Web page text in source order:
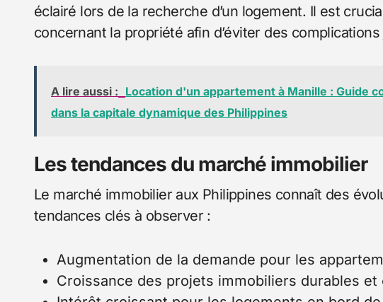
éclairé lors de la recherche d’un logement. Il est
concernant la propriété afin d’éviter des
A lire aussi : Location d'un appartement à Manille : Guide
dans la capitale dynamique des Philippines
Les tendances du marché immobilier
Le marché immobilier aux Philippines connaît des
tendances clés à observer :
Augmentation de la demande pour les
Croissance des projets immobiliers durables et